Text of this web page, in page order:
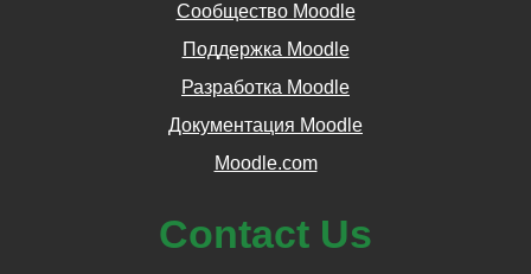
Сообщество Moodle
Поддержка Moodle
Разработка Moodle
Документация Moodle
Moodle.com
Contact Us